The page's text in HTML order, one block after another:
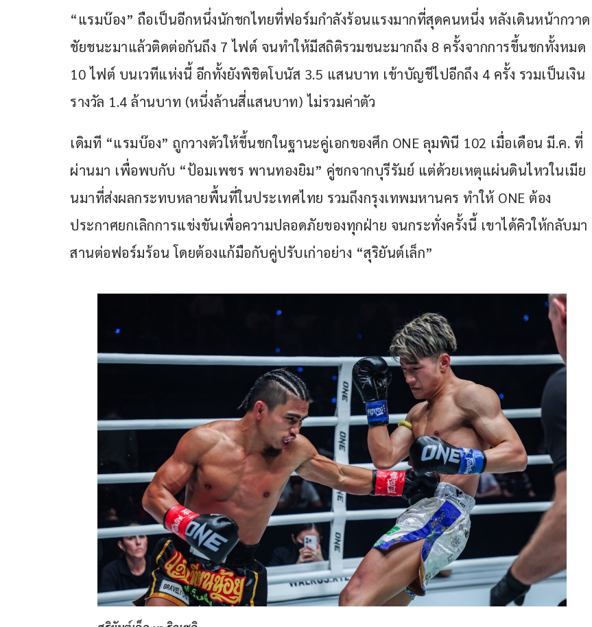
“แรมบ๊อง” ถือเป็นอีกหนึ่งนักชกไทยที่ฟอร์มกำลังร้อนแรงมากที่สุดคนหนึ่ง หลังเดินหน้ากวาด
ชัยชนะมาแล้วติดต่อกันถึง 7 ไฟต์ จนทำให้มีสถิติรวมชนะมากถึง 8 ครั้งจากการขึ้นชกทั้งหมด
10 ไฟต์ บนเวทีแห่งนี้ อีกทั้งยังพิชิตโบนัส 3.5 แสนบาท เข้าบัญชีไปอีกถึง 4 ครั้ง รวมเป็นเงิน
รางวัล 1.4 ล้านบาท (หนึ่งล้านสี่แสนบาท) ไม่รวมค่าตัว
เดิมที “แรมบ๊อง” ถูกวางตัวให้ขึ้นชกในฐานะคู่เอกของศึก ONE ลุมพินี 102 เมื่อเดือน มี.ค. ที่
ผ่านมา เพื่อพบกับ “ป้อมเพชร พานทองยิม” คู่ชกจากบุรีรัมย์ แต่ด้วยเหตุแผ่นดินไหวในเมีย
นมาที่ส่งผลกระทบหลายพื้นที่ในประเทศไทย รวมถึงกรุงเทพมหานคร ทำให้ ONE ต้อง
ประกาศยกเลิกการแข่งขันเพื่อความปลอดภัยของทุกฝ่าย จนกระทั่งครั้งนี้ เขาได้คิวให้กลับมา
สานต่อฟอร์มร้อน โดยต้องแก้มือกับคู่ปรับเก่าอย่าง “สุริยันต์เล็ก”